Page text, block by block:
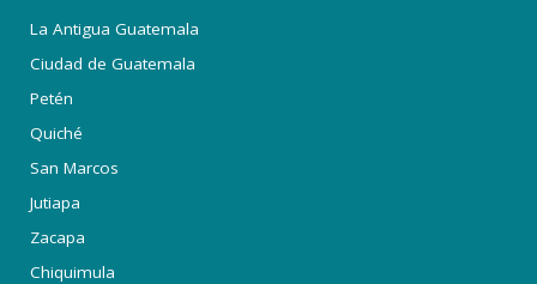
La Antigua Guatemala
Ciudad de Guatemala
Petén
Quiché
San Marcos
Jutiapa
Zacapa
Chiquimula